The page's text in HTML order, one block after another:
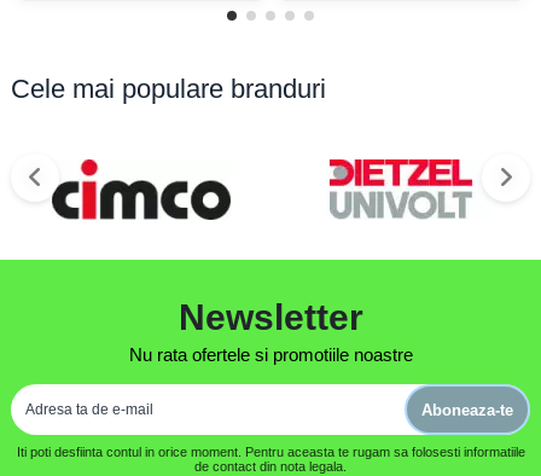
Cele mai populare branduri
Newsletter
Nu rata ofertele si promotiile noastre
Aboneaza-te
Iti poti desfiinta contul in orice moment. Pentru aceasta te rugam sa folosesti informatiile
de contact din nota legala.